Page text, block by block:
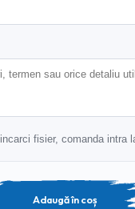
fisier, comanda intra
Adaugă în coș